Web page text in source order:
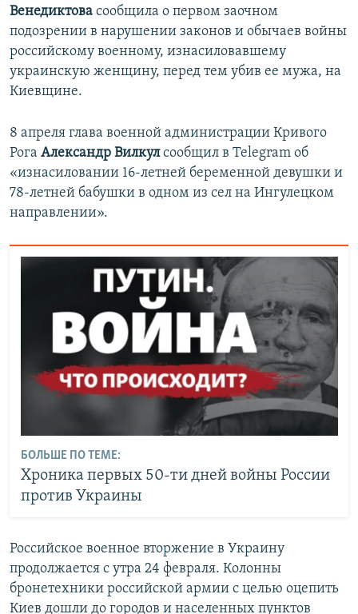
Венедиктова сообщила о первом заочном
подозрении в нарушении законов и обычаев войны
российскому военному, изнасиловавшему
украинскую женщину, перед тем убив ее мужа, на
Киевщине.
8 апреля глава военной администрации Кривого
Рога Александр Вилкулсообщил в Telegram об
«изнасиловании 16-летней беременной девушки и
78-летней бабушки в одном из сел на Ингулецком
направлении».
БОЛЬШЕ ПО ТЕМЕ:
Хроника первых 50-ти дней войны России
против Украины
Российское военное вторжение в Украину
продолжается с утра 24 февраля. Колонны
бронетехники российской армии с целью оцепить
Киев дошли до городов и населенных пунктов